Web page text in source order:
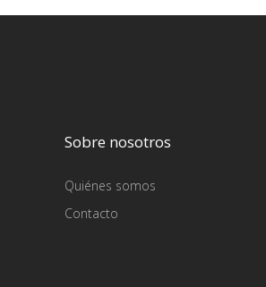
Sobre nosotros
Quiénes somos
Contacto